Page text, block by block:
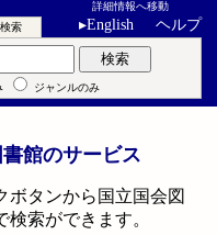
詳細情報へ移動
▸English ヘルプ
索
検索
ジャンルのみ
館のサービス
ボタンから国立国会図
検索ができます。